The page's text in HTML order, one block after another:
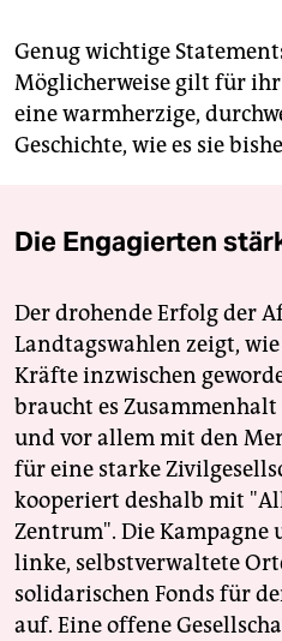
Genug wichtige
Möglicherweise gilt für ihr
eine warmherzige,
Geschichte, wie es sie
Die Engagierten
Der drohende Erfolg der
Landtagswahlen zeigt,
Kräfte inzwischen
braucht es
und vor allem mit den
für eine starke
kooperiert deshalb mit
Zentrum". Die
linke, selbstverwaltete
solidarischen Fonds für
auf. Eine offene